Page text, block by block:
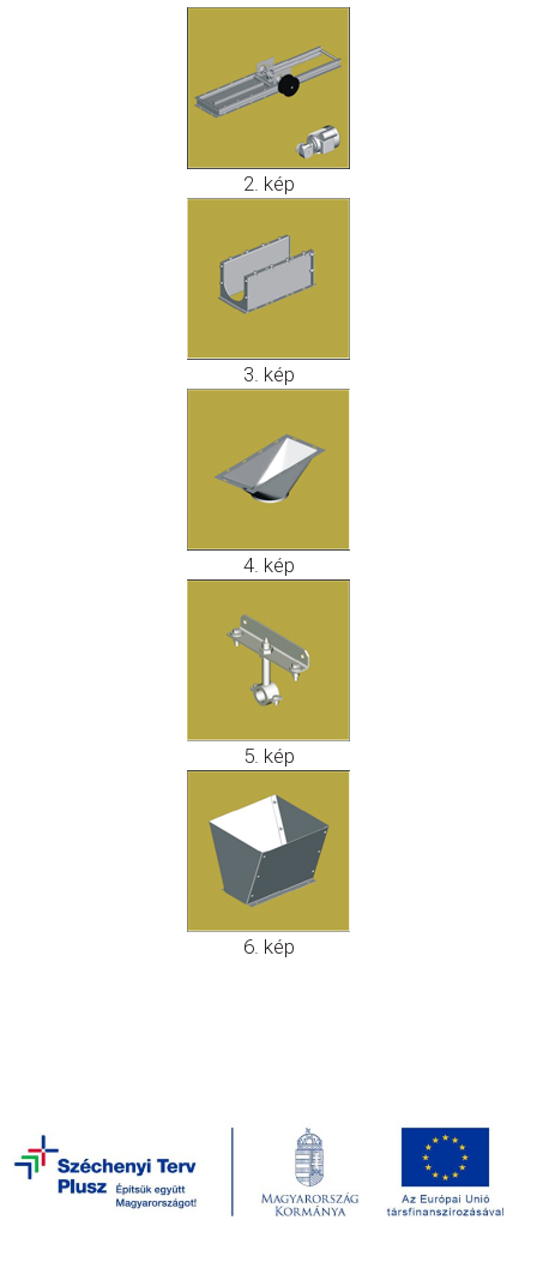
2. kép
3. kép
4. kép
5. kép
6. kép